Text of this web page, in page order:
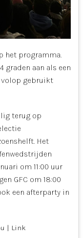
het programma.
graden aan als een
volop gebruikt
terug op
Het
om 11:00 uur
GFC om 18:00
een afterparty in
| Link